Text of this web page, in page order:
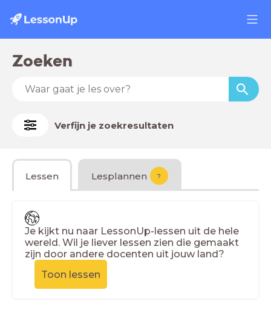
Zoeken
Verfijn je zoekresultaten
Lessen Lesplannen ?
Je kijkt nu naar LessonUp-lessen uit de hele
wereld. Wil je liever lessen zien die gemaakt
zijn door andere docenten uit jouw land?
Toon lessen